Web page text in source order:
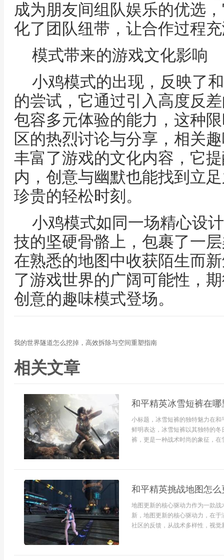
成为朋友间组队娱乐的优选
化了团队纽带，让合作过程
模式带来的游戏文化影响
小鸡模式的出现，反映了
的尝试，它通过引入高度反
包容多元体验的能力，这种
区的热烈讨论与分享，相关
丰富了游戏的文化内容，它
内，创意与幽默也能找到立
珍贵的轻松时刻。
小鸡模式如同一场精心设
技的坚硬骨骼上，包裹了一
在熟悉的地图中收获陌生而
了游戏世界的广阔可能性，
创意的趣味模式登场。
我的世界隧道怎么挖掉，高效拆除与空间重塑指南
相关文章
和平精英冰雪短裤在
小标题，冰雪短裤的独特魅力在
鲜明表达，冰雪短裤以其独特的
裤，更是一种战术时尚的象征，
和平精英挑战地图怎
地图更新的核心驱动力作为一款
新，地图更新的核心驱动力，在
社区的反馈，从战术多样性，视觉